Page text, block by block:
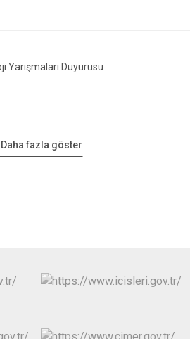
Yarışmaları Duyurusu
Daha fazla göster